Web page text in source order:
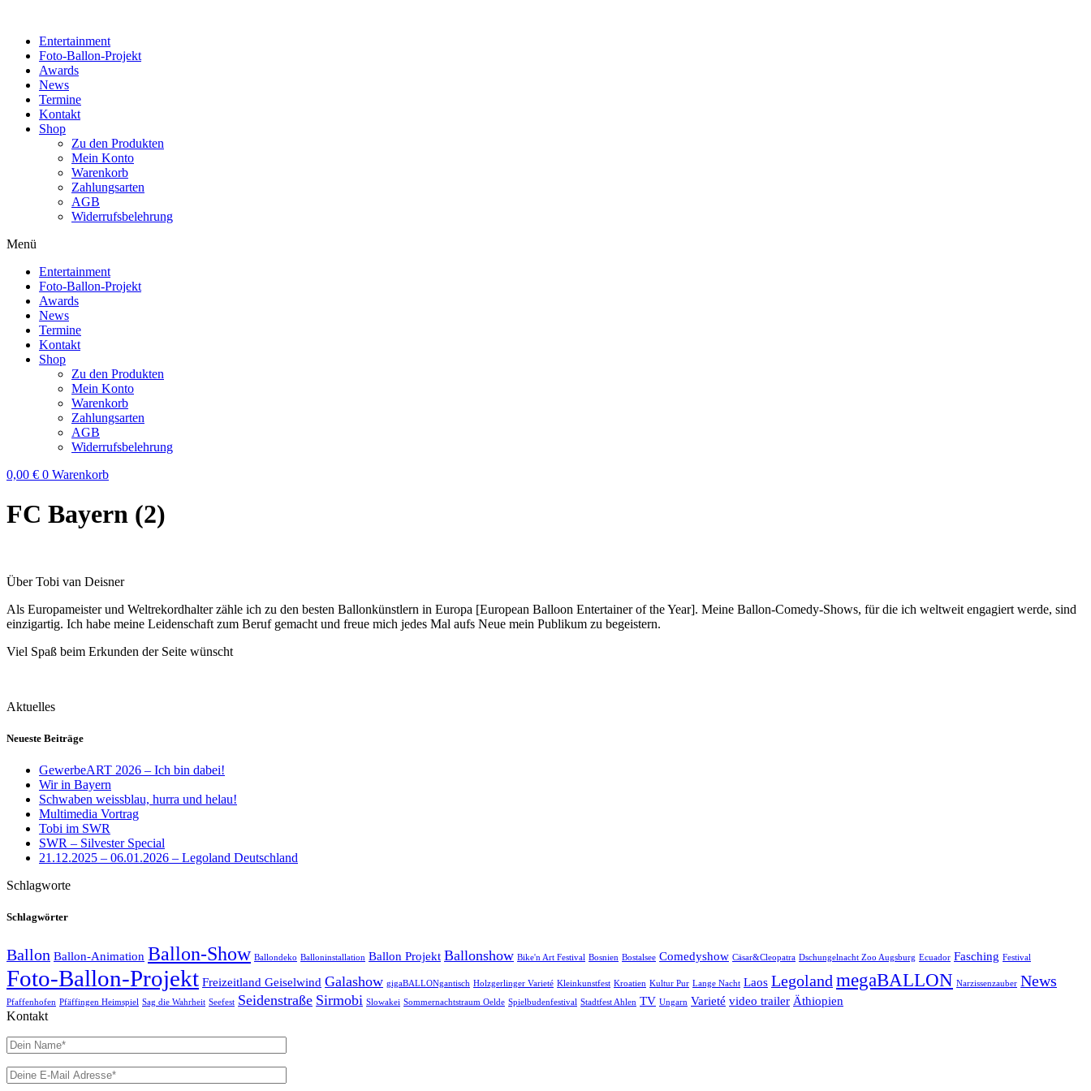
wechselnEntertainment
Foto-Ballon-Projekt
Awards
News
Termine
Kontakt
Shop
Zu den Produkten
Mein Konto
Warenkorb
Zahlungsarten
AGB
Widerrufsbelehrung
Menü
Entertainment
Foto-Ballon-Projekt
Awards
News
Termine
Kontakt
Shop
Zu den Produkten
Mein Konto
Warenkorb
Zahlungsarten
AGB
Widerrufsbelehrung
0,00 € 0 Warenkorb
FC Bayern (2)
Über Tobi van Deisner
Als Europameister und Weltrekordhalter zähle ich zu den besten Ballonkünstlern in Europa [European Balloon Entertainer of the Year]. Meine Ballon-Comedy-Shows, für die ich weltweit engagiert werde, sind
einzigartig. Ich habe meine Leidenschaft zum Beruf gemacht und freue mich jedes Mal aufs Neue mein Publikum zu begeistern.
Viel Spaß beim Erkunden der Seite wünscht
Aktuelles
Neueste Beiträge
GewerbeART 2026 – Ich bin dabei!
Wir in Bayern
Schwaben weissblau, hurra und helau!
Multimedia Vortrag
Tobi im SWR
SWR – Silvester Special
21.12.2025 – 06.01.2026 – Legoland Deutschland
Schlagworte
Schlagwörter
Ballon Ballon-Animation Ballon-Show Ballondeko Balloninstallation Ballon Projekt Ballonshow Bike'n Art Festival Bosnien Bostalsee Comedyshow Cäsar&Cleopatra Dschungelnacht Zoo Augsburg Ecuador Fasching Festival
Foto-Ballon-Projekt Freizeitland Geiselwind Galashow gigaBALLONgantisch Holzgerlinger Varieté Kleinkunstfest Kroatien Kultur Pur Lange Nacht Laos Legoland megaBALLON Narzissenzauber News
Pfaffenhofen Pfäffingen Heimspiel Sag die Wahrheit Seefest Seidenstraße Sirmobi Slowakei Sommernachtstraum Oelde Spielbudenfestival Stadtfest Ahlen TV Ungarn Varieté video trailer Äthiopien
Kontakt